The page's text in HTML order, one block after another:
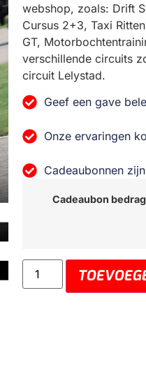
webshop, zoals: Drift
Cursus 2+3, Taxi
GT,
verschillende circuits
circuit Lelystad.
Geef een gave
Onze ervaringen
Cadeaubonnen
Cadeaubon bedrag